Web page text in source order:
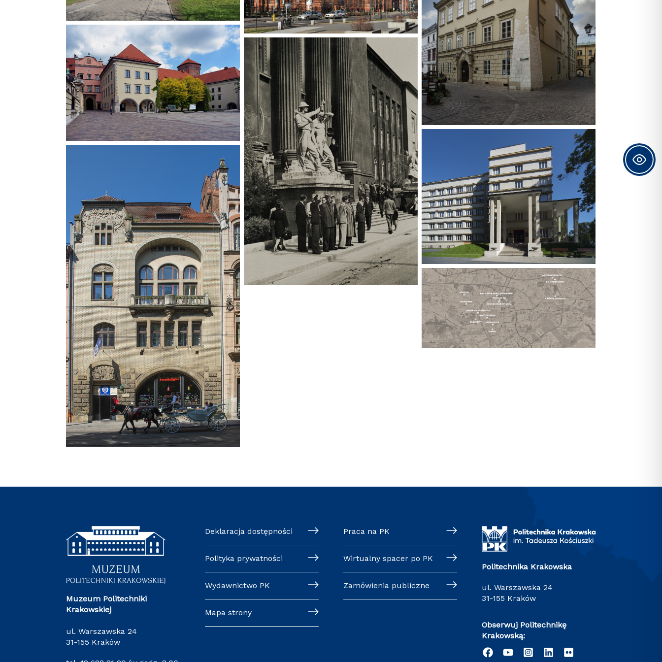
kanoników katedralnych. Politechnika
Krakowska od 1978 roku była
użytkownikiem obiektu, aż do roku 2012,
kiedy po zakupie stała się jego
właścicielem i głównym gospodarzem. Dziś
w kamienicy przy ul. Kanoniczej mieści się
Instytut Historii i Konserwacji Zabytków
Wydziału Architektury PK oraz galeria
sztuki „A1” i teatr „Zależny”.
Wydział Architektury oraz Wydział Fizyki,
Informatyki i Matematyki. Pałac wpisano do
rejestru zabytków 18 listopada 1983 r., jako
„założenie pałacowo-parkowe na
Łobzowie”.
zlokalizowany u zbiegu ulic Szlak i
Warszawskiej w Krakowie, jest obecnie
siedzibą Politechniki Krakowskiej. Główny
gmach zespołu pokoszarowego od 1947
roku nieprzerwanie mieści Rektorat i
Wydział Inżynierii Lądowej Politechniki
Krakowskiej.
Bohusza, profesora Akademii Sztuk
Pięknych, kierownika odbudowy Wawelu,
pierwszego dziekana i założyciela
Wydziału Architektury, miejscem zajęć dla
przyszłych architektów stał się budynek,
mieszczący kiedyś kuchnie królewskie.
Zlokalizowany na zewnętrznym dziedzińcu
Zamku Królewskiego na Wawelu. Tutaj w
latach 1945-1947 odbywały się zajęcia dla
studentów Wydziału Architektury, a 14
lutego 1947 r. podczas posiedzenia Senatu,
uroczyście odczytano dekret o utworzeniu
Wydziałów Architektury, Inżynierii i
GMACH AKADEMII GÓRNICZEJ Inauguracja
roku akademickiego 1945/46 miała miejsce
w auli gmachu głównego ówczesnej
Akademii Górniczej. To w jej salach
wykładowych m.in. odbywały się pierwsze
zajęcia dydaktyczne tworzących się
Wydziałów Politechnicznych.
BUDYNEK OLEANDRY W marcu 1945 r.
decyzją wojewody krakowskiego, budynek
Oleandry przy ul. 3 Maja 7, został
przekazany „ na cele szkolne”. W tym
budynku mieścił się Wydział Inżynierii
Lądowo – Wodnej, część Wydziału
Komunikacji i pomieszczenia biura
rektoratu. Dom im. Józefa Piłsudskiego –
zabytkowy budynek znajdujący się w
Krakowie przy Alei 3 Maja 7 na rogu ulicy
Oleandry, stoi w miejscu, z którego w 1914
roku wyruszyła Pierwsza Kompania
Kadrowa.
DOM TECHNIKA Tutaj na początku lutego
1945 r., rozpoczął swoją działalność
Komitet Organizacyjny przyszłej
Politechniki Krakowskiej, rejestrując
pierwszych studentów Wydziałów
Politechnicznych Akademii Górniczej,
przekształconych w roku 1954 w
Politechnikę. Secesyjny budynek z roku
1906 projektu arch. Sławomira
Odrzywolskiego, przy ul. Straszewskiego
28. Użyczony na potrzeby tworzącej się
Politechniki Krakowskiej; nie był i nie jest
obecnie własnością Politechniki. Pełni
jednak bardzo ważną rolę w społeczności
techników. Obecnie w Domu Technika mają
swoje biura regionalne związki branżowe
inżynierów i techników, tworząc forum
spotkań nauczycieli akademickich i ich
wychowanków, działających w przemyśle.
Mapa przedstawia lokalizacje budynków
związanych z Politechniką Krakowską.
Muzeum Politechniki
Krakowskiej
ul. Warszawska 24
31-155 Kraków
Deklaracja dostępności
Polityka prywatności
Wydawnictwo PK
Mapa strony
Praca na PK
Wirtualny spacer po PK
Zamówienia publiczne
Politechnika Krakowska
ul. Warszawska 24
31-155 Kraków
Obserwuj Politechnikę
Krakowską: